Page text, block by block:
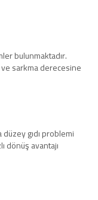
bulunmaktadır.
ve sarkma derecesine
gıdı problemi
dönüş avantajı